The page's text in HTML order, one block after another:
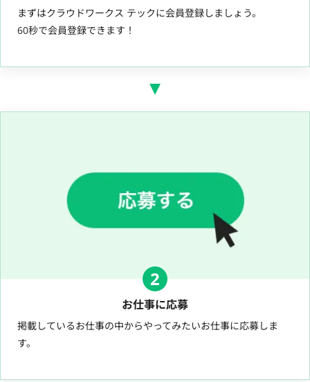
まずはクラウドワークス テックに会員登録しましょう。
60秒で会員登録できます！
2
お仕事に応募
掲載しているお仕事の中からやってみたいお仕事に応募しま
す。